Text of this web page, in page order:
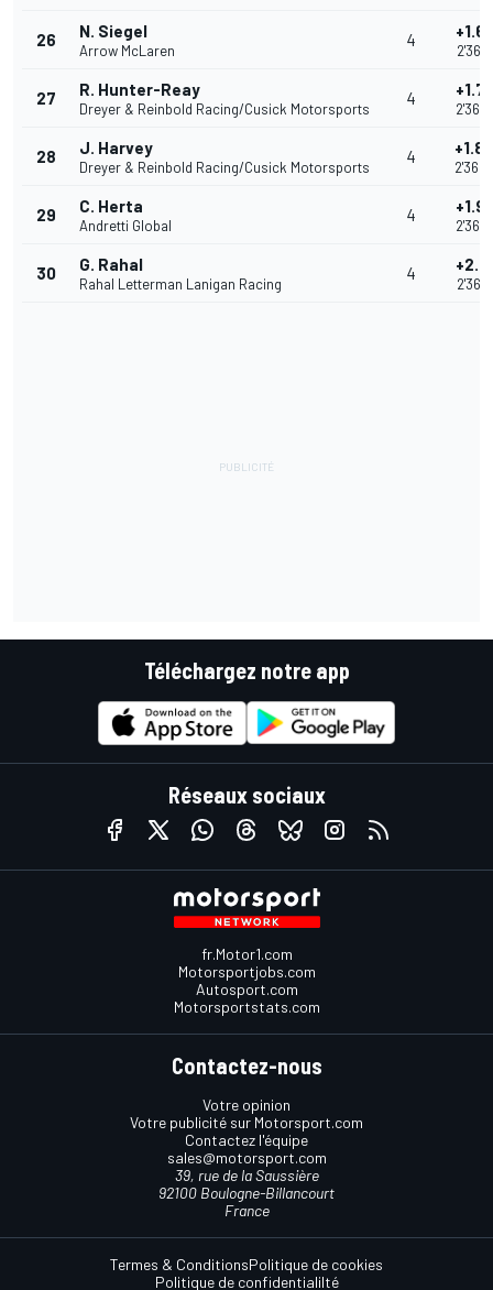
26 N. Siegel
Arrow McLaren
4
27 R. Hunter-Reay
Dreyer & Reinbold Racing/Cusick Motorsports
4
28 J. Harvey
Dreyer & Reinbold Racing/Cusick Motorsports
4
29 C. Herta
Andretti Global
4
30 G. Rahal
Rahal Letterman Lanigan Racing
4
Téléchargez notre app
Réseaux sociaux
fr.Motor1.com
Motorsportjobs.com
Autosport.com
Motorsportstats.com
Contactez-nous
Votre opinion
Votre publicité sur Motorsport.com
Contactez l'équipe
sales@motorsport.com
39, rue de la Saussière
92100 Boulogne-Billancourt
France
Termes & ConditionsPolitique de cookies
Politique de confidentialilté